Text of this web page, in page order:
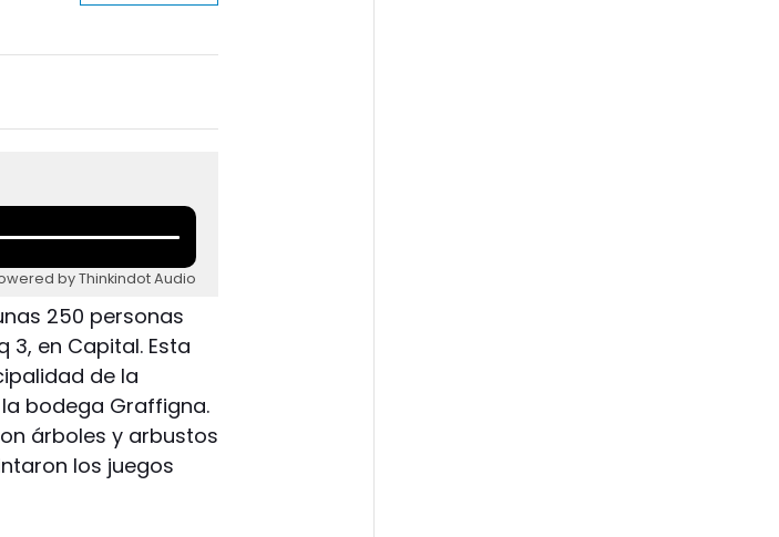
by Thinkindot Audio
250 personas
en Capital. Esta
de la
bodega Graffigna.
árboles y arbustos
los juegos